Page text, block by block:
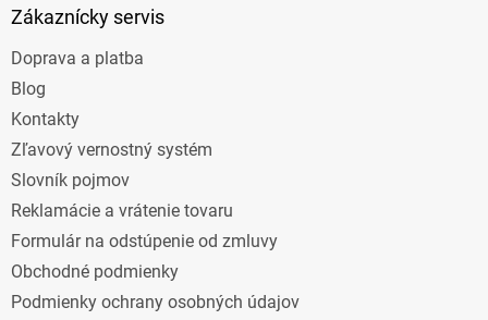
Zákaznícky servis
Doprava a platba
Blog
Kontakty
Zľavový vernostný systém
Slovník pojmov
Reklamácie a vrátenie tovaru
Formulár na odstúpenie od zmluvy
Obchodné podmienky
Podmienky ochrany osobných údajov